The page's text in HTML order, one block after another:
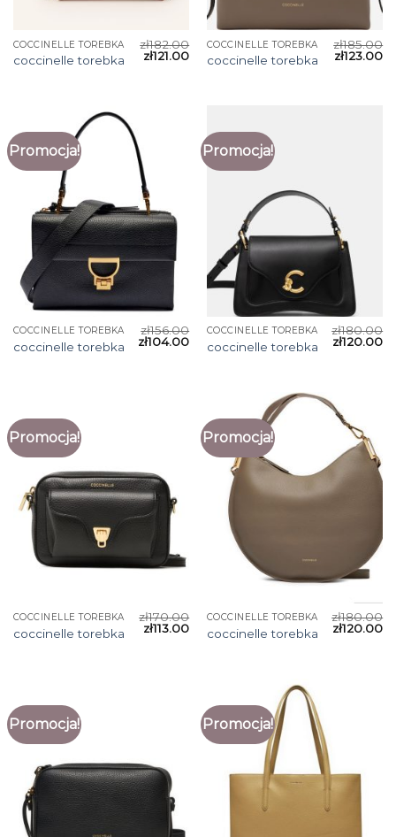
COCCINELLE TOREBKA
coccinelle torebka
zł182.00
zł121.00
COCCINELLE TOREBKA
coccinelle torebka
zł185.00
zł123.00
Promocja!
COCCINELLE TOREBKA
coccinelle torebka
zł156.00
zł104.00
Promocja!
COCCINELLE TOREBKA
coccinelle torebka
zł180.00
zł120.00
Promocja!
COCCINELLE TOREBKA
coccinelle torebka
zł170.00
zł113.00
Promocja!
COCCINELLE TOREBKA
coccinelle torebka
zł180.00
zł120.00
Promocja! Promocja!